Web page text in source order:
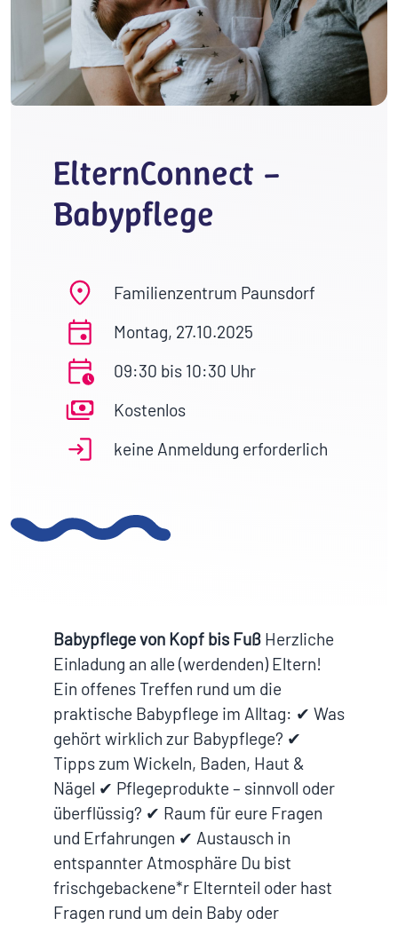
ElternConnect –
Babypflege
Familienzentrum Paunsdorf
Montag, 27.10.2025
09:30 bis 10:30 Uhr
Kostenlos
keine Anmeldung erforderlich
Babypflege von Kopf bis Fuß Herzliche
Einladung an alle (werdenden) Eltern!
Ein offenes Treffen rund um die
praktische Babypflege im Alltag: ✔ Was
gehört wirklich zur Babypflege? ✔
Tipps zum Wickeln, Baden, Haut &
Nägel ✔ Pflegeprodukte – sinnvoll oder
überflüssig? ✔ Raum für eure Fragen
und Erfahrungen ✔ Austausch in
entspannter Atmosphäre Du bist
frischgebackene*r Elternteil oder hast
Fragen rund um dein Baby oder